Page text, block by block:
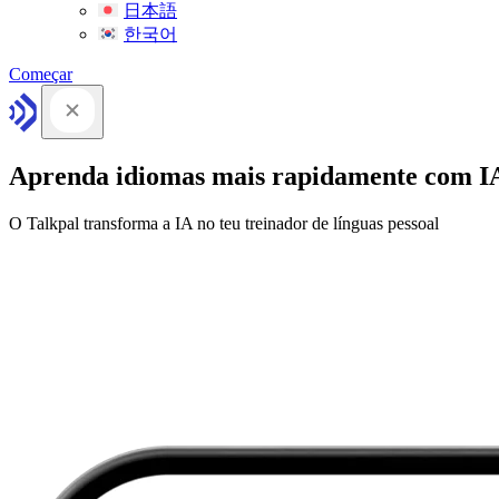
日本語
한국어
Começar
Aprenda idiomas mais rapidamente com
O Talkpal transforma a IA no teu treinador de línguas pessoal